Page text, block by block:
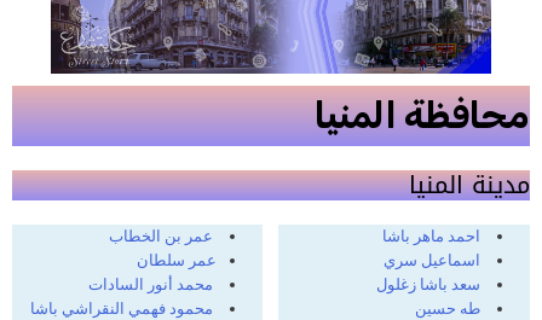
محافظة المنيا
مدينة المنيا
احمد ماهر باشا
اسماعيل سري
سعد باشا زغلول
طه حسين
عمر بن الخطاب
عمر سلطان
محمد أنور السادات
محمود فهمي النقراشي باشا